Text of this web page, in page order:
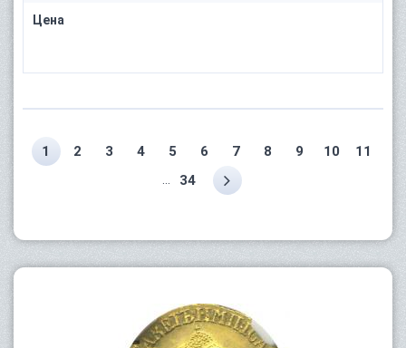
Цена
1 2 3 4 5 6 7 8 9 10 11
34